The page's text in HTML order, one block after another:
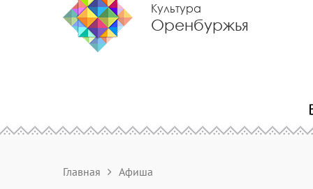
Культура
Оренбуржья
Главная Афиша